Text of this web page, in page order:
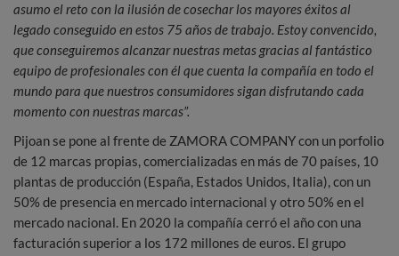
asumo el reto con la ilusión de cosechar los mayores éxitos al
legado conseguido en estos 75 años de trabajo. Estoy convencido,
que conseguiremos alcanzar nuestras metas gracias al fantástico
equipo de profesionales con él que cuenta la compañía en todo el
mundo para que nuestros consumidores sigan disfrutando cada
momento con nuestras marcas”.
Pijoan se pone al frente de ZAMORA COMPANY con un porfolio
de 12 marcas propias, comercializadas en más de 70 países, 10
plantas de producción (España, Estados Unidos, Italia), con un
50% de presencia en mercado internacional y otro 50% en el
mercado nacional. En 2020 la compañía cerró el año con una
facturación superior a los 172 millones de euros. El grupo